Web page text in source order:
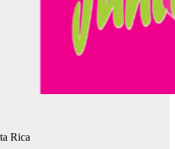
Rica